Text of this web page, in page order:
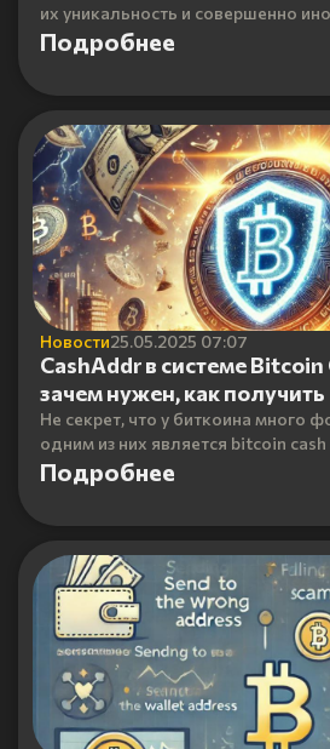
их уникальность и совершенно
Подробнее
Новости25.05.2025 07:07
CashAddr в системе Bitcoin
зачем нужен, как получить
Не секрет, что у биткоина много
одним из них является bitcoin cash
Подробнее